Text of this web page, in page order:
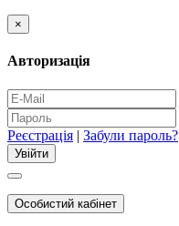
×
Авторизація
Реєстрація | Забули пароль?
Особистий кабінет